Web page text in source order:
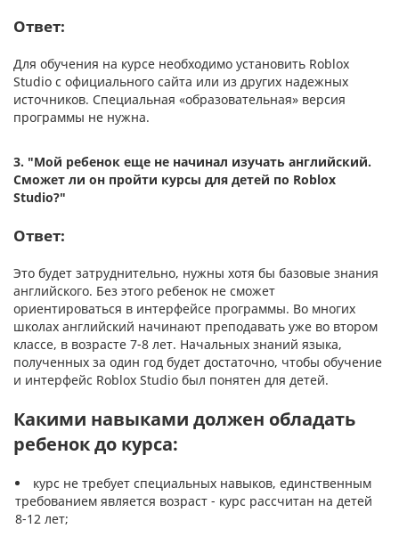
Ответ:
Для обучения на курсе необходимо установить Roblox
Studio с официального сайта или из других надежных
источников. Специальная «‎образовательная» версия
программы не нужна.
3. "Мой ребенок еще не начинал изучать английский.
Сможет ли он пройти курсы для детей по Roblox
Studio?"
Ответ:
Это будет затруднительно, нужны хотя бы базовые знания
английского. Без этого ребенок не сможет
ориентироваться в интерфейсе программы. Во многих
школах английский начинают преподавать уже во втором
классе, в возрасте 7-8 лет. Начальных знаний языка,
полученных за один год будет достаточно, чтобы обучение
и интерфейс Roblox Studio был понятен для детей.
Какими навыками должен обладать
ребенок до курса:
курс не требует специальных навыков, единственным
требованием является возраст - курс рассчитан на детей
8-12 лет;